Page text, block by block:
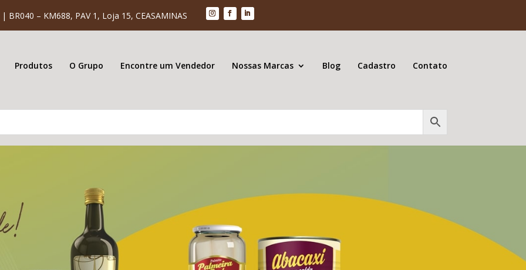
BR040 – KM688, PAV 1, Loja 15, CEASAMINAS
Produtos O Grupo Encontre um Vendedor Nossas Marcas Blog Cadastro Contato